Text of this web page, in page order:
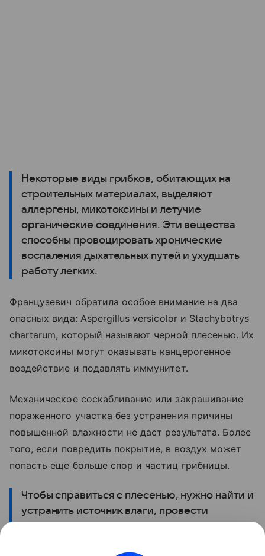
Некоторые виды грибков, обитающих на
строительных материалах, выделяют
аллергены, микотоксины и летучие
органические соединения. Эти вещества
способны провоцировать хронические
воспаления дыхательных путей и ухудшать
работу легких.
Французевич обратила особое внимание на два
опасных вида: Aspergillus versicolor и Stachybotrys
chartarum, который называют черной плесенью. Их
микотоксины могут оказывать канцерогенное
воздействие и подавлять иммунитет.
Механическое соскабливание или закрашивание
пораженного участка без устранения причины
повышенной влажности не даст результата. Более
того, если повредить покрытие, в воздух может
попасть еще больше спор и частиц грибницы.
Чтобы справиться с плесенью, нужно найти и
устранить источник влаги, провести